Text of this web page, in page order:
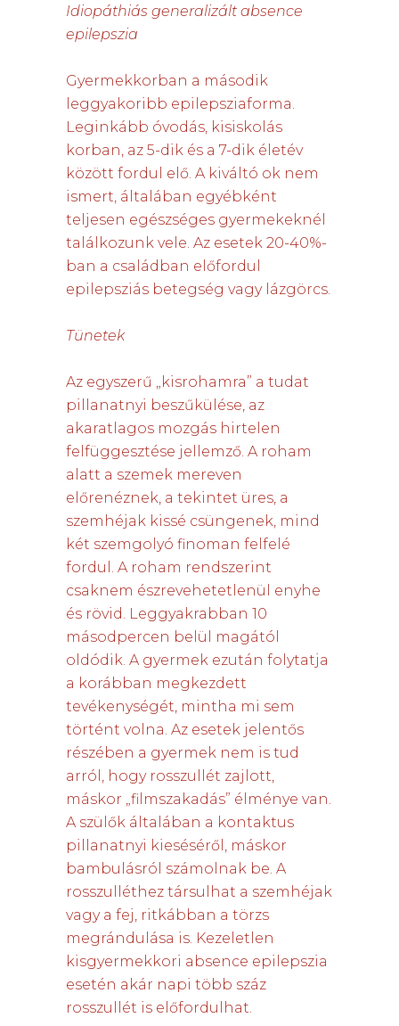
Idiopáthiás generalizált absence
epilepszia
Gyermekkorban a második
leggyakoribb epilepsziaforma.
Leginkább óvodás, kisiskolás
korban, az 5-dik és a 7-dik életév
között fordul elő. A kiváltó ok nem
ismert, általában egyébként
teljesen egészséges gyermekeknél
találkozunk vele. Az esetek 20-40%-
ban a családban előfordul
epilepsziás betegség vagy lázgörcs.
Tünetek
Az egyszerű „kisrohamra” a tudat
pillanatnyi beszűkülése, az
akaratlagos mozgás hirtelen
felfüggesztése jellemző. A roham
alatt a szemek mereven
előrenéznek, a tekintet üres, a
szemhéjak kissé csüngenek, mind
két szemgolyó finoman felfelé
fordul. A roham rendszerint
csaknem észrevehetetlenül enyhe
és rövid. Leggyakrabban 10
másodpercen belül magától
oldódik. A gyermek ezután folytatja
a korábban megkezdett
tevékenységét, mintha mi sem
történt volna. Az esetek jelentős
részében a gyermek nem is tud
arról, hogy rosszullét zajlott,
máskor „filmszakadás” élménye van.
A szülők általában a kontaktus
pillanatnyi kieséséről, máskor
bambulásról számolnak be. A
rosszulléthez társulhat a szemhéjak
vagy a fej, ritkábban a törzs
megrándulása is. Kezeletlen
kisgyermekkori absence epilepszia
esetén akár napi több száz
rosszullét is előfordulhat.